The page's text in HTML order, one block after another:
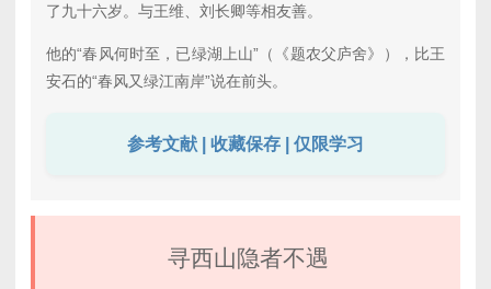
了九十六岁。与王维、刘长卿等相友善。
他的“春风何时至，已绿湖上山”（《题农父庐舍》），比王
安石的“春风又绿江南岸”说在前头。
参考文献 | 收藏保存 | 仅限学习
寻西山隐者不遇